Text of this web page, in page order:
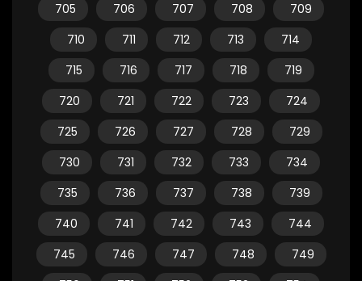
705
706 707 708
709
710
711 712 713
714
715
716 717 718
719
720
721 722 723
724
725
726 727 728
729
730
731 732 733
734
735
736 737 738
739
740
741 742 743
744
745
746 747 748
749